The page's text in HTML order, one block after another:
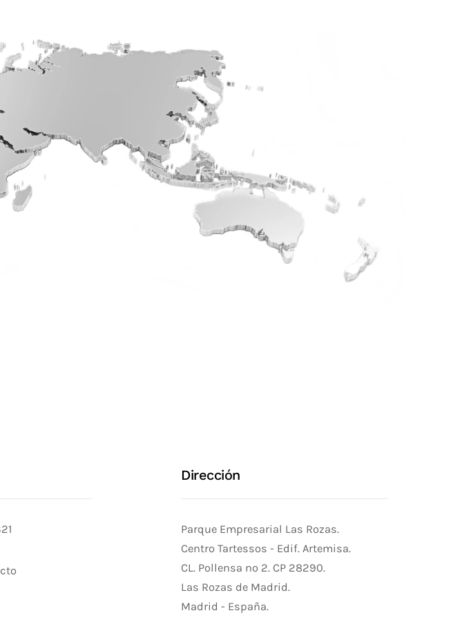
Dirección
Parque Empresarial Las Rozas.
Centro Tartessos - Edif. Artemisa.
CL. Pollensa nº 2. CP 28290.
Las Rozas de Madrid.
Madrid - España.